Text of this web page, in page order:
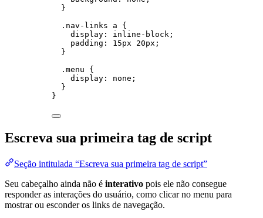
}
.nav-links
a {
display : inline-block ;
padding : 15px 20px ;
}
.menu {
display : none ;
}
}
Escreva sua primeira tag de script
Seção intitulada “Escreva sua primeira tag de script”
Seu cabeçalho ainda não é interativo pois ele não consegue
responder as interações do usuário, como clicar no menu para
mostrar ou esconder os links de navegação.